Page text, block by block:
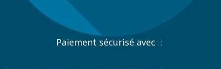
Paiement sécurisé avec :